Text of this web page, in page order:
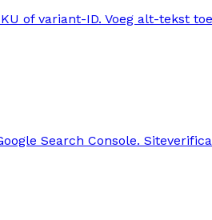
of variant-ID. Voeg alt-tekst
Search Console.